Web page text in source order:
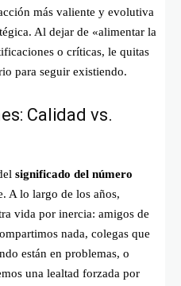
más valiente y evolutiva
Al dejar de «alimentar la
o críticas, le quitas
para seguir existiendo.
Calidad vs.
significado del número
A lo largo de los años,
vida por inercia: amigos de
nada, colegas que
están en problemas, o
una lealtad forzada por